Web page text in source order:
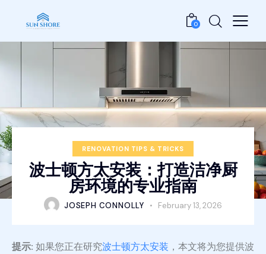
0
RENOVATION TIPS & TRICKS
波士顿方太安装：打造洁净厨
房环境的专业指南
JOSEPH CONNOLLY February 13, 2026
提示: 如果您正在研究波士顿方太安装 ，本文将为您提供波